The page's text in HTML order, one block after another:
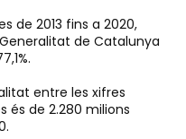
de 2013 fins a 2020,
de Catalunya
entre les xifres
és de 2.280 milions